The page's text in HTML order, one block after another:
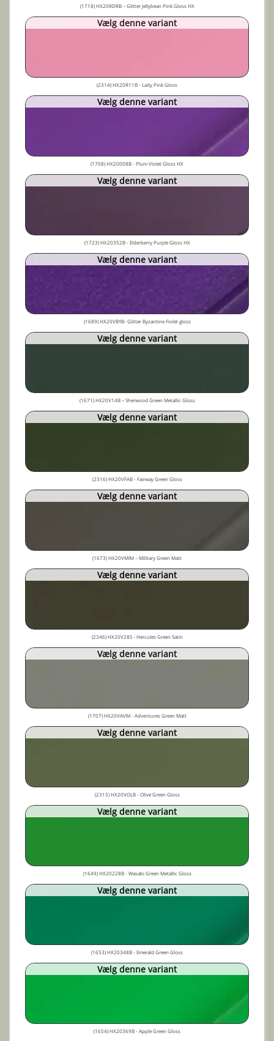
(1718) HX20RDRB – Glitter Jellybean Pink Gloss HX
Vælg denne variant
(2314) HX20R11B - Lady Pink Gloss
Vælg denne variant
(1708) HX20008B - Plum Violet Gloss HX
Vælg denne variant
(1723) HX20352B - Elderberry Purple Gloss HX
Vælg denne variant
(1689) HX20VBYB- Glitter Byzantine Fiolet gloss
Vælg denne variant
(1671) HX20V14B – Sherwood Green Metallic Gloss
Vælg denne variant
(2316) HX20VFAB - Fairway Green Gloss
Vælg denne variant
(1673) HX20VMIM – Military Green Matt
Vælg denne variant
(2346) HX20V28S - Hercules Green Satin
Vælg denne variant
(1707) HX20VAVM - Adventures Green Matt
Vælg denne variant
(2315) HX20VOLB - Olive Green Gloss
Vælg denne variant
(1649) HX20228B - Wasabi Green Metallic Gloss
Vælg denne variant
(1653) HX20348B - Emerald Green Gloss
Vælg denne variant
(1654) HX20369B - Apple Green Gloss